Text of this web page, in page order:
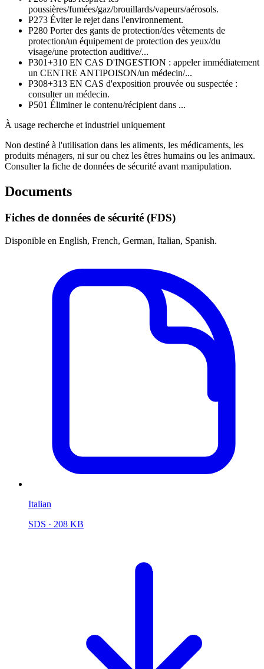
poussières/fumées/gaz/brouillards/vapeurs/aérosols.
P273 Éviter le rejet dans l'environnement.
P280 Porter des gants de protection/des vêtements de
protection/un équipement de protection des yeux/du
visage/une protection auditive/...
P301+310 EN CAS D'INGESTION : appeler immédiatement
un CENTRE ANTIPOISON/un médecin/...
P308+313 EN CAS d'exposition prouvée ou suspectée :
consulter un médecin.
P501 Éliminer le contenu/récipient dans ...
À usage recherche et industriel uniquement
Non destiné à l'utilisation dans les aliments, les médicaments, les
produits ménagers, ni sur ou chez les êtres humains ou les animaux.
Consulter la fiche de données de sécurité avant manipulation.
Documents
Fiches de données de sécurité (FDS)
Disponible en English, French, German, Italian, Spanish.
Italian
SDS · 208 KB